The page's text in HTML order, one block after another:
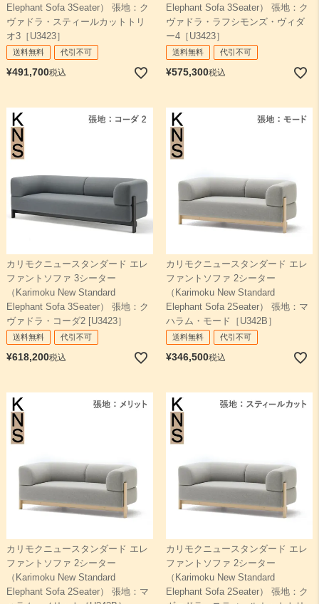
Elephant Sofa 3Seater） 張地：ク
ヴァドラ・スティールカットトリ
オ3［U3423］
送料無料 代引不可
¥491,700税込
Elephant Sofa 3Seater） 張地：ク
ヴァドラ・ラフシモンズ・ヴィダ
ー4［U3423］
送料無料 代引不可
¥575,300税込
カリモクニュースタンダード エレ
ファントソファ 3シーター
（Karimoku New Standard
Elephant Sofa 3Seater） 張地：ク
ヴァドラ・コーダ2 [U3423］
送料無料 代引不可
¥618,200税込
カリモクニュースタンダード エレ
ファントソファ 2シーター
（Karimoku New Standard
Elephant Sofa 2Seater） 張地：マ
ハラム・モード［U342B］
送料無料 代引不可
¥346,500税込
カリモクニュースタンダード エレ
ファントソファ 2シーター
（Karimoku New Standard
Elephant Sofa 2Seater） 張地：マ
カリモクニュースタンダード エレ
ファントソファ 2シーター
（Karimoku New Standard
Elephant Sofa 2Seater） 張地：ク